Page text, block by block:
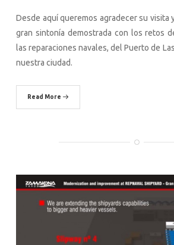
Desde aquí queremos agradecer su visita
gran sintonía demostrada con los retos
las reparaciones navales, del Puerto de
nuestra ciudad.
Read More